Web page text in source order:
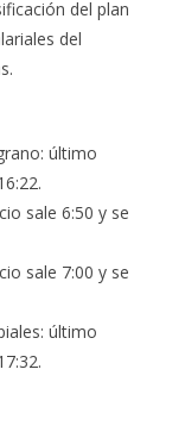
del plan
del
último
sale 6:50 y se
sale 7:00 y se
último